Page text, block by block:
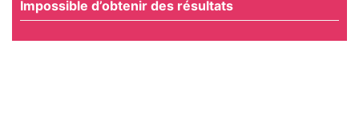
Impossible d’obtenir des résultats